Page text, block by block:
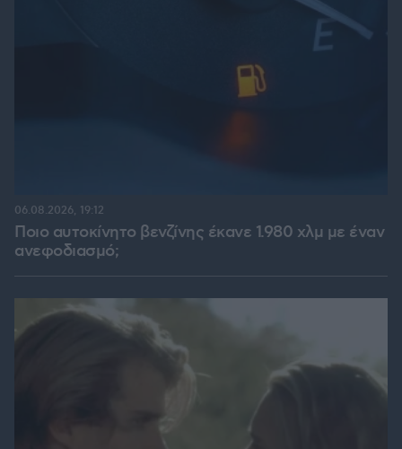
Ποιο αυτοκίνητο βενζίνης έκανε 1.980 χλμ με έναν
ανεφοδιασμό;
06.08.2026, 19:12